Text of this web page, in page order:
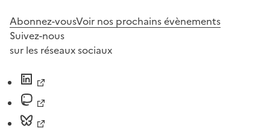
Abonnez-vousVoir nos prochains évènements
Suivez-nous
sur les réseaux sociaux